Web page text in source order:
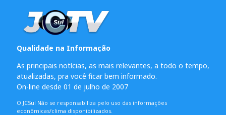
Qualidade na Informação
As principais notícias, as mais relevantes, a todo o tempo,
atualizadas, pra você ficar bem informado.
On-line desde 01 de julho de 2007
O JCSul Não se responsabiliza pelo uso das informações
econômicas/clima disponibilizados.